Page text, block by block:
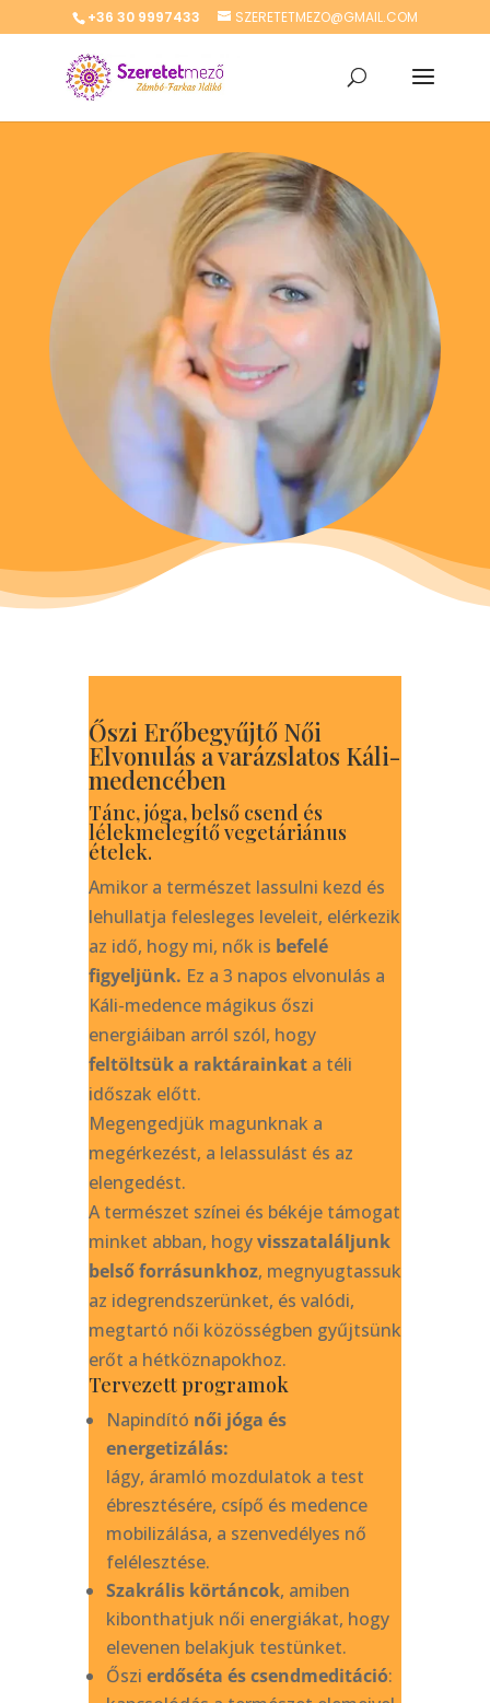
+36 30 9997433 SZERETETMEZO@GMAIL.COM
Őszi Erőbegyűjtő Női
Elvonulás a varázslatos Káli-
medencében
Tánc, jóga, belső csend és
lélekmelegítő vegetáriánus
ételek.
Amikor a természet lassulni kezd és
lehullatja felesleges leveleit, elérkezik
az idő, hogy mi, nők is befelé
figyeljünk. Ez a 3 napos elvonulás a
Káli-medence mágikus őszi
energiáiban arról szól, hogy
feltöltsük a raktárainkata téli
időszak előtt.
Megengedjük magunknak a
megérkezést, a lelassulást és az
elengedést.
A természet színei és békéje támogat
minket abban, hogyvisszataláljunk
belső forrásunkhoz, megnyugtassuk
az idegrendszerünket, és valódi,
megtartó női közösségben gyűjtsünk
erőt a hétköznapokhoz.
Tervezett programok
Napindító női jóga és
energetizálás:
lágy, áramló mozdulatok a test
ébresztésére, csípő és medence
mobilizálása, a szenvedélyes nő
felélesztése.
Szakrális körtáncok, amiben
kibonthatjuk női energiákat, hogy
elevenen belakjuk testünket.
Őszi erdőséta és csendmeditáció: